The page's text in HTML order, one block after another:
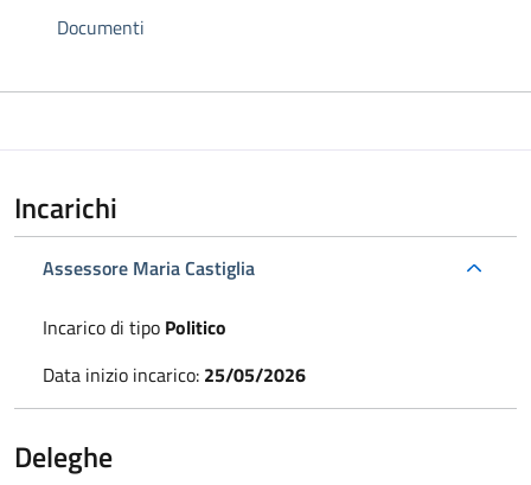
Documenti
Incarichi
Assessore Maria Castiglia
Incarico di tipo Politico
Data inizio incarico: 25/05/2026
Deleghe